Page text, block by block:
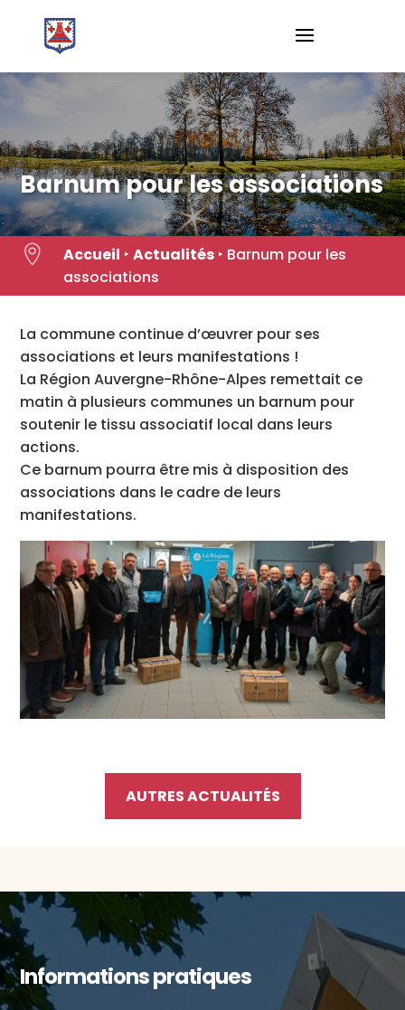
content
Barnum pour les associations
 Accueil ‣ Actualités‣ Barnum pour les
associations
La commune continue d’œuvrer pour ses
associations et leurs manifestations !
La Région Auvergne-Rhône-Alpes remettait ce
matin à plusieurs communes un barnum pour
soutenir le tissu associatif local dans leurs
actions.
Ce barnum pourra être mis à disposition des
associations dans le cadre de leurs
manifestations.
AUTRES ACTUALITÉS
Informations pratiques